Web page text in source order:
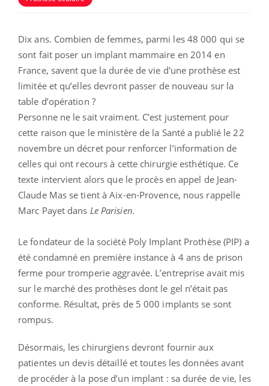
Dix ans. Combien de femmes, parmi les 48 000 qui se
sont fait poser un implant mammaire en 2014 en
France, savent que la durée de vie d'une prothèse est
limitée et qu’elles devront passer de nouveau sur la
table d’opération ?
Personne ne le sait vraiment. C’est justement pour
cette raison que le ministère de la Santé a publié le 22
novembre un décret pour renforcer l’information de
celles qui ont recours à cette chirurgie esthétique. Ce
texte intervient alors que le procès en appel de Jean-
Claude Mas se tient à Aix-en-Provence, nous rappelle
Marc Payet dans Le Parisien.
Le fondateur de la société Poly Implant Prothèse (PIP) a
été condamné en première instance à 4 ans de prison
ferme pour tromperie aggravée. L’entreprise avait mis
sur le marché des prothèses dont le gel n’était pas
conforme. Résultat, près de 5 000 implants se sont
rompus.
Désormais, les chirurgiens devront fournir aux
patientes un devis détaillé et toutes les données avant
de procéder à la pose d’un implant : sa durée de vie, les